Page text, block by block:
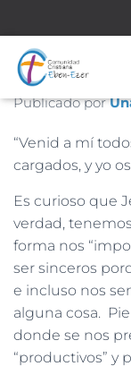
Publicado por
“Venid a mí
cargados, y yo
Es curioso que
verdad,
forma nos
ser sinceros
e incluso nos
alguna cosa.
donde se nos
“productivos” y